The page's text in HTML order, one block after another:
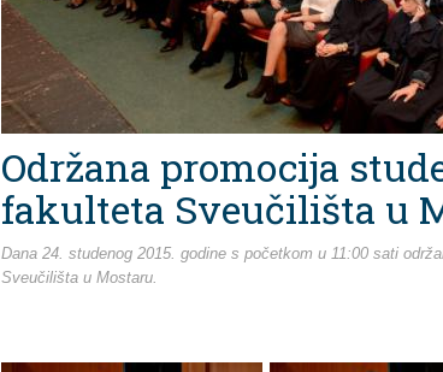
Održana promocija
fakulteta Sveučilišta u
Dana 24. studenog 2015. godine s početkom u 11:00 sati
Sveučilišta u Mostaru.